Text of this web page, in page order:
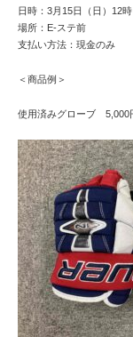
日時：3月15日（日）12
場所：E-ステ前
支払い方法：現金のみ
＜商品例＞
使用済みグローブ 5,000